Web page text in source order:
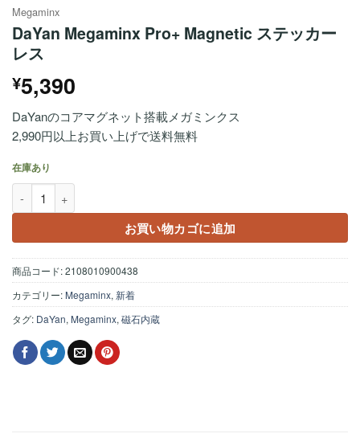
Megaminx
DaYan Megaminx Pro+ Magnetic ステッカー
レス
¥5,390
DaYanのコアマグネット搭載メガミンクス
2,990円以上お買い上げで送料無料
在庫あり
お買い物カゴに追加
商品コード:2108010900438
カテゴリー: Megaminx, 新着
タグ: DaYan, Megaminx, 磁石内蔵